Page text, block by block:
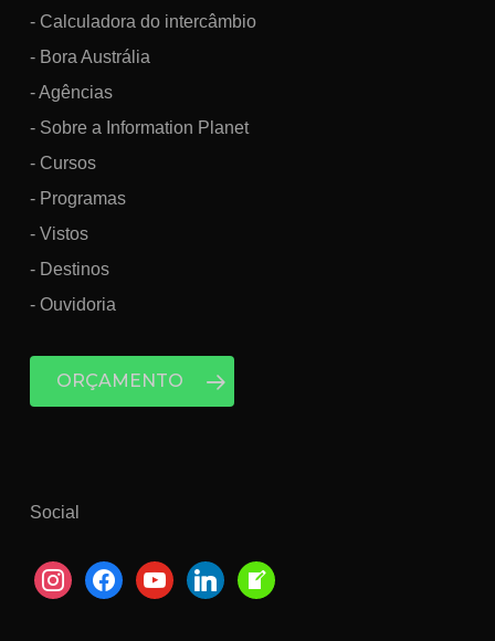
- Calculadora do intercâmbio
- Bora Austrália
- Agências
- Sobre a Information Planet
- Cursos
- Programas
- Vistos
- Destinos
- Ouvidoria
ORÇAMENTO
Social
instagramfacebookyoutubelinkedinwelcome-